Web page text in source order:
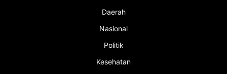
Daerah
Nasional
Politik
Kesehatan